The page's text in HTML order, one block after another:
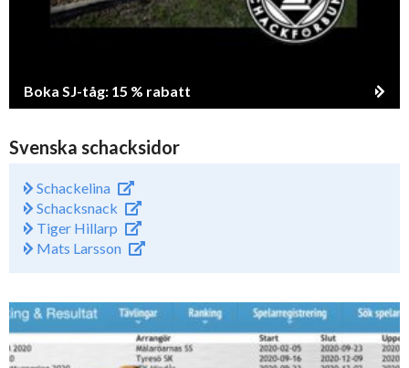
Boka SJ-tåg: 15 % rabatt
Svenska schacksidor
Schackelina
Schacksnack
Tiger Hillarp
Mats Larsson